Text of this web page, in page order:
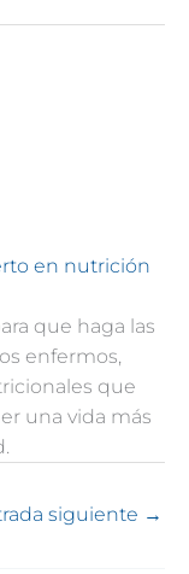
en nutrición
que haga las
enfermos,
que
una vida más
siguiente →